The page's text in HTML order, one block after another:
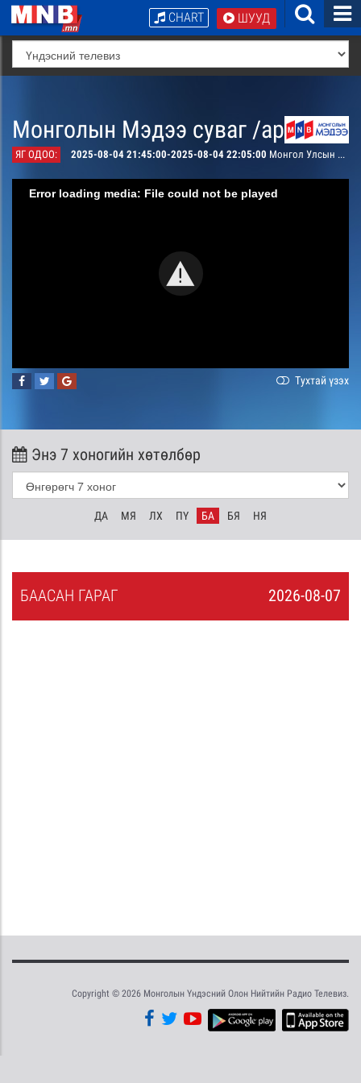
ШУУД
CHART
Монголын Мэдээ суваг /архив/
ЯГ ОДОО: 2025-08-04 21:45:00-2025-08-04 22:05:00 Монгол Улсын Ерөнхийлөгч У.Хүрэлсүх Бүгд Найрамдах Киргиз улсад хийсэн төрийн айлчлал
Error loading media: File could not be played
Тухтай үзэх
Энэ 7 хоногийн хөтөлбөр
ДА МЯ ЛХ ПҮ БА БЯ НЯ
2026-08-07
БААСАН ГАРАГ
Copyright © 2026 Монголын Үндэсний Олон Нийтийн Радио Телевиз.